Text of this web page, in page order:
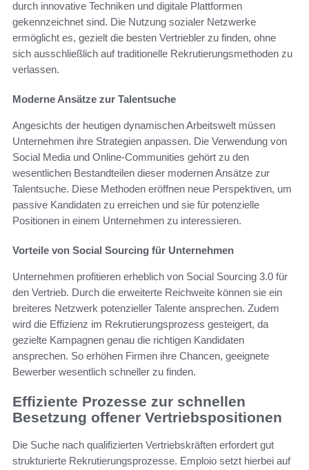
durch innovative Techniken und digitale Plattformen
gekennzeichnet sind. Die Nutzung sozialer Netzwerke
ermöglicht es, gezielt die besten Vertriebler zu finden, ohne
sich ausschließlich auf traditionelle Rekrutierungsmethoden zu
verlassen.
Moderne Ansätze zur Talentsuche
Angesichts der heutigen dynamischen Arbeitswelt müssen
Unternehmen ihre Strategien anpassen. Die Verwendung von
Social Media und Online-Communities gehört zu den
wesentlichen Bestandteilen dieser modernen Ansätze zur
Talentsuche. Diese Methoden eröffnen neue Perspektiven, um
passive Kandidaten zu erreichen und sie für potenzielle
Positionen in einem Unternehmen zu interessieren.
Vorteile von Social Sourcing für Unternehmen
Unternehmen profitieren erheblich von Social Sourcing 3.0 für
den Vertrieb. Durch die erweiterte Reichweite können sie ein
breiteres Netzwerk potenzieller Talente ansprechen. Zudem
wird die Effizienz im Rekrutierungsprozess gesteigert, da
gezielte Kampagnen genau die richtigen Kandidaten
ansprechen. So erhöhen Firmen ihre Chancen, geeignete
Bewerber wesentlich schneller zu finden.
Effiziente Prozesse zur schnellen
Besetzung offener Vertriebspositionen
Die Suche nach qualifizierten Vertriebskräften erfordert gut
strukturierte Rekrutierungsprozesse. Emploio setzt hierbei auf